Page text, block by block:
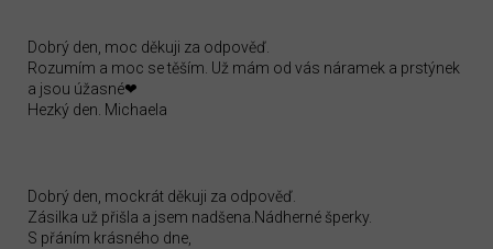
Dobrý den, moc děkuji za odpověď.
Rozumím a moc se těším. Už mám od vás náramek a prstýnek
a jsou úžasné❤
Hezký den. Michaela
Dobrý den, mockrát děkuji za odpověď.
Zásilka už přišla a jsem nadšena.Nádherné šperky.
S přáním krásného dne,